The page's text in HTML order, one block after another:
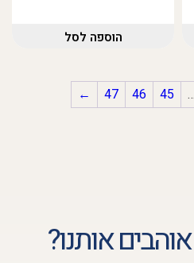
הוספה לסל
…
45
46
47
←
אותנו?